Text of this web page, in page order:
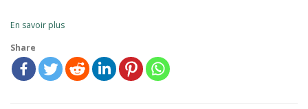
En savoir plus
Share